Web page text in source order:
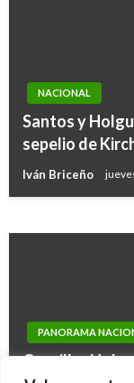
NACIONAL
Santos y
sepelio de
Iván Briceño
EE.UU: Pence
PANORAMA
Canciller